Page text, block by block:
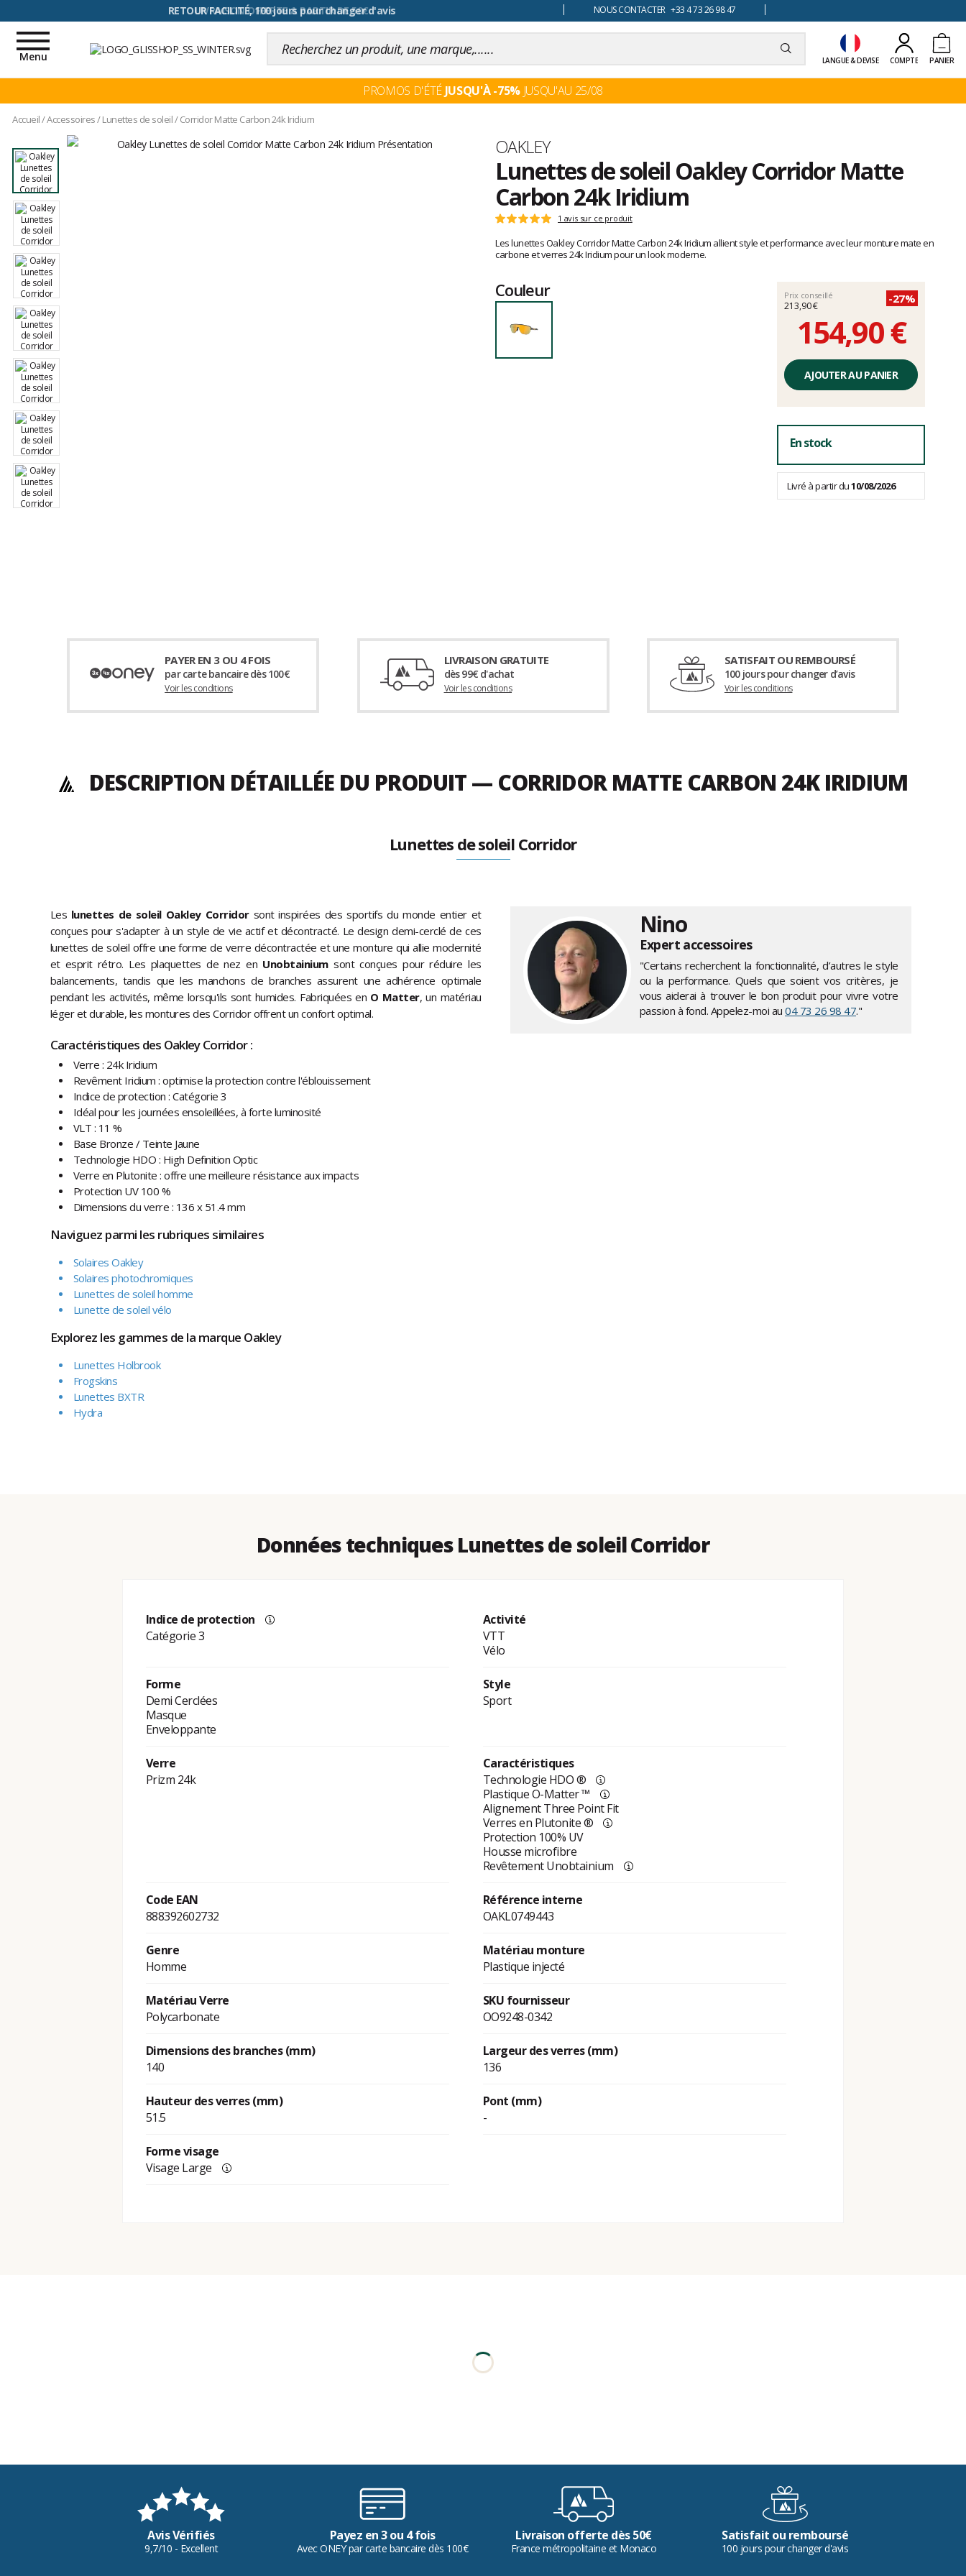
RETOUR FACILITÉ, 100 jours pour changer d'avis NOUS CONTACTER +33 4 73 26 98 47
LANGUE & DEVISE COMPTE PANIER
Toggle
navigation
Menu
PROMOS D'ÉTÉ JUSQU'À -75%JUSQU'AU 25/08
Accueil/Accessoires/Lunettes de soleil/Corridor Matte Carbon 24k Iridium
Marque
OAKLEY
Lunettes de soleil Oakley Corridor Matte
Carbon 24k Iridium
Les
clients
Note
:
5
sur
1 avis sur ce produit
Les lunettes Oakley Corridor Matte Carbon 24k Iridium allient style et performance avec leur monture mate en
carbone et verres 24k Iridium pour un look moderne.
Couleur Prix conseillé
213,90 €
-27%
154,90 €
Prix
unitaire,
hors
frais
AJOUTER AU PANIER
En stock
Livré à partir du10/08/2026
PAYER EN 3 OU 4 FOIS
par carte bancaire dès 100€
Voir les conditions
LIVRAISON GRATUITE
dès 99€ d'achat
Voir les conditions
SATISFAIT OU REMBOURSÉ
100 jours pour changer d’avis
Voir les conditions
DESCRIPTION DÉTAILLÉE DU PRODUIT — CORRIDOR MATTE CARBON 24K IRIDIUM
Lunettes de soleil Corridor
Les lunettes de soleil Oakley Corridorsont inspirées des sportifs du monde entier et
conçues pour s'adapter à un style de vie actif et décontracté. Le design demi-cerclé de ces
lunettes de soleil offre une forme de verre décontractée et une monture qui allie modernité
et esprit rétro. Les plaquettes de nez en Unobtainiumsont conçues pour réduire les
balancements, tandis que les manchons de branches assurent une adhérence optimale
pendant les activités, même lorsqu'ils sont humides. Fabriquées en O Matter, un matériau
léger et durable, les montures des Corridor offrent un confort optimal.
Caractéristiques des Oakley Corridor :
Verre : 24k Iridium
Revêment Iridium : optimise la protection contre l'éblouissement
Indice de protection : Catégorie 3
Idéal pour les journées ensoleillées, à forte luminosité
VLT : 11 %
Base Bronze / Teinte Jaune
Technologie HDO : High Definition Optic
Verre en Plutonite : offre une meilleure résistance aux impacts
Protection UV 100 %
Dimensions du verre : 136 x 51.4 mm
Naviguez parmi les rubriques similaires
Solaires Oakley
Solaires photochromiques
Lunettes de soleil homme
Lunette de soleil vélo
Explorez les gammes de la marque Oakley
Lunettes Holbrook
Frogskins
Lunettes BXTR
Hydra
Nino
Expert accessoires
"Certains recherchent la fonctionnalité, d’autres le style
ou la performance. Quels que soient vos critères, je
vous aiderai à trouver le bon produit pour vivre votre
passion à fond. Appelez-moi au 04 73 26 98 47."
Données techniques Lunettes de soleil Corridor
Indice de protection
Catégorie 3
Activité
VTT
Vélo
Forme
Demi Cerclées
Masque
Enveloppante
Style
Sport
Verre
Prizm 24k
Caractéristiques
Technologie HDO ®
Plastique O-Matter ™
Alignement Three Point Fit
Verres en Plutonite ®
Protection 100% UV
Housse microfibre
Revêtement Unobtainium
Code EAN
888392602732
Référence interne
OAKL0749443
Genre
Homme
Matériau monture
Plastique injecté
Matériau Verre
Polycarbonate
SKU fournisseur
OO9248-0342
Dimensions des branches (mm)
140
Largeur des verres (mm)
136
Hauteur des verres (mm)
51.5
Pont (mm)
-
Forme visage
Visage Large
Avis Vérifiés
9,7/10 - Excellent
Payez en 3 ou 4 fois
Avec ONEY par carte bancaire dès 100€
Livraison offerte dès 50€
France métropolitaine et Monaco
Satisfait ou remboursé
100 jours pour changer d'avis